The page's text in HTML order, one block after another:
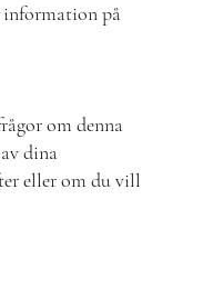
på
om denna
dina
eller om du vill